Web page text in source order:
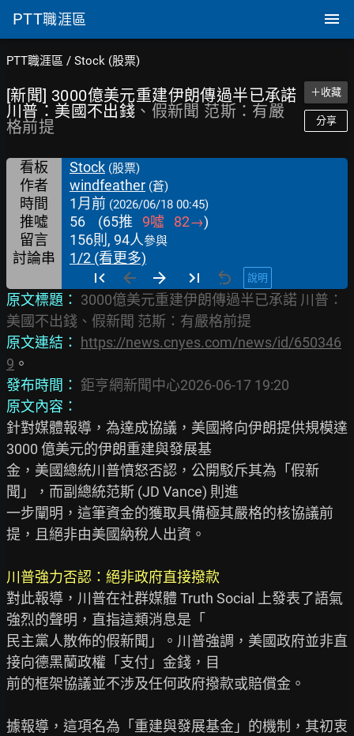
PTT職涯區
PTT職涯區 / Stock (股票)
[新聞] 3000億美元重建伊朗傳過半已承諾
川普：美國不出錢 、假新聞 范斯：有嚴
格前提
＋收藏
分享
看板 Stock (股票)
作者 windfeather (蒼)
時間 1月前 (2026/06/18 00:45)
推噓 56 (65推 9噓 82→)
留言
156則, 94人參與
討論串 1/2 (看更多)
說明
原文標題： 3000億美元重建伊朗傳過半已承諾 川普：
美國不出錢、假新聞 范斯：有嚴格前提
原文連結：
https://news.cnyes.com/news/id/650346
9
發布時間： 鉅亨網新聞中心2026-06-17 19:20
原文內容：
針對媒體報導，為達成協議，美國將向伊朗提供規模達
3000 億美元的伊朗重建與發展基
金，美國總統川普憤怒否認，公開駁斥其為「假新
聞」，而副總統范斯 (JD Vance) 則進
一步闡明，這筆資金的獲取具備極其嚴格的核協議前
提，且絕非由美國納稅人出資。
川普強力否認：絕非政府直接撥款
對此報導，川普在社群媒體 Truth Social 上發表了語氣
強烈的聲明，直指這類消息是「
民主黨人散佈的假新聞」。川普強調，美國政府並非直
接向德黑蘭政權「支付」金錢，目
前的框架協議並不涉及任何政府撥款或賠償金。
據報導，這項名為「重建與發展基金」的機制，其初衷